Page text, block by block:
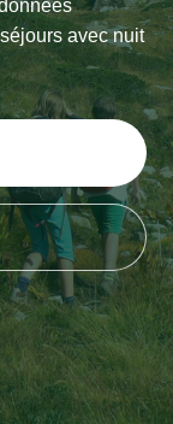
avec nuit